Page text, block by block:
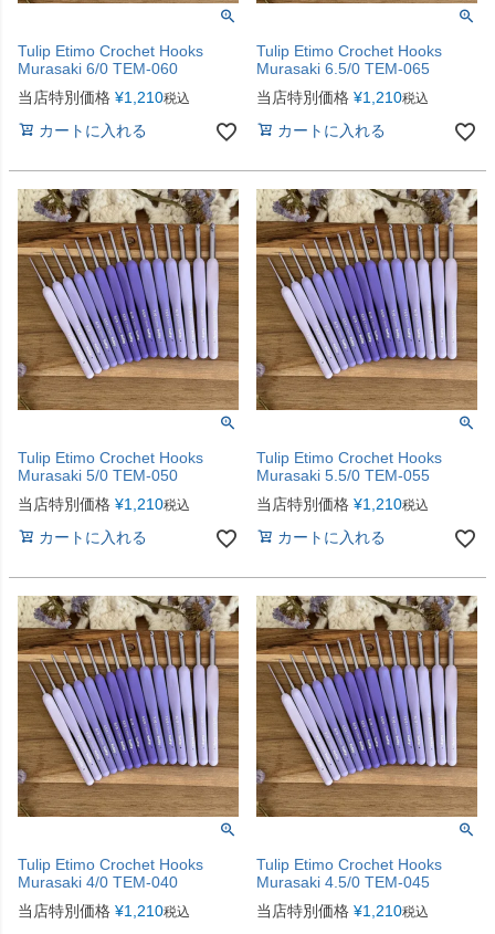
Tulip Etimo Crochet Hooks
Murasaki 6/0 TEM-060
当店特別価格 ¥1,210税込
カートに入れる
Tulip Etimo Crochet Hooks
Murasaki 6.5/0 TEM-065
当店特別価格 ¥1,210税込
カートに入れる
Tulip Etimo Crochet Hooks
Murasaki 5/0 TEM-050
当店特別価格 ¥1,210税込
カートに入れる
Tulip Etimo Crochet Hooks
Murasaki 5.5/0 TEM-055
当店特別価格 ¥1,210税込
カートに入れる
Tulip Etimo Crochet Hooks
Murasaki 4/0 TEM-040
当店特別価格 ¥1,210税込
Tulip Etimo Crochet Hooks
Murasaki 4.5/0 TEM-045
当店特別価格 ¥1,210税込